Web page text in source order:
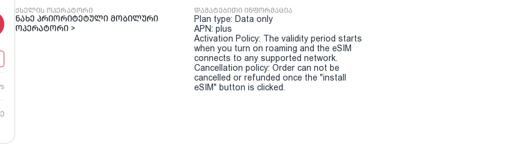
ქსელის ოპერატორი
ნახე პრიორიტეტული მობილური
ოპერატორი >
დამატებითი ინფორმაცია
Plan type: Data only
APN: plus
Activation Policy: The validity period starts
when you turn on roaming and the eSIM
connects to any supported network.
Cancellation policy: Order can not be
cancelled or refunded once the "install
eSIM" button is clicked.